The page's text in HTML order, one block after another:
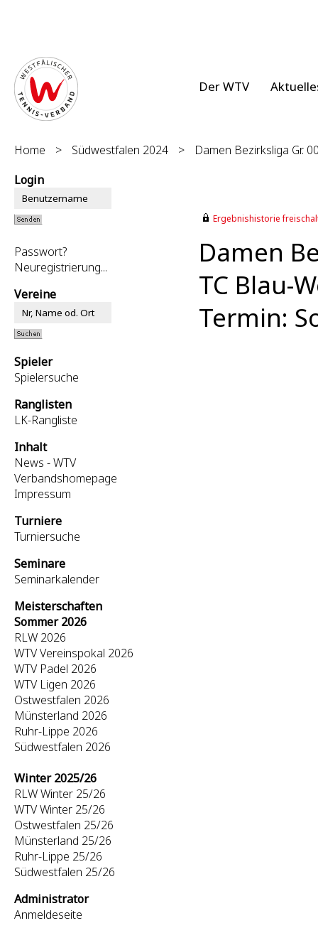
Der WTV
Home > Südwestfalen 2024 >
Damen Bezirksliga Gr.
Login
Passwort?
Neuregistrierung...
Vereine
Spieler
Spielersuche
Ranglisten
LK-Rangliste
Inhalt
News - WTV
Verbandshomepage
Impressum
Turniere
Turniersuche
Seminare
Seminarkalender
Meisterschaften
Sommer 2026
RLW 2026
WTV Vereinspokal 2026
WTV Padel 2026
WTV Ligen 2026
Ostwestfalen 2026
Münsterland 2026
Ruhr-Lippe 2026
Südwestfalen 2026
Winter 2025/26
RLW Winter 25/26
WTV Winter 25/26
Ostwestfalen 25/26
Münsterland 25/26
Ruhr-Lippe 25/26
Südwestfalen 25/26
Administrator
Anmeldeseite
Ergebnishistorie
Damen
TC Blau-
Termin: